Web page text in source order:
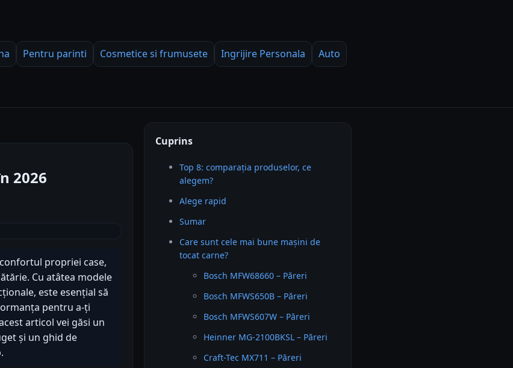
Pentru parinti Cosmetice si frumusete Ingrijire Personala
Auto
2026
propriei case,
Cu atâtea modele
este esențial să
pentru a-ți
articol vei găsi un
și un ghid de
Cuprins
Top 8: comparația produselor, ce
alegem?
Alege rapid
Sumar
Care sunt cele mai bune mașini de
tocat carne?
Bosch MFW68660 – Păreri
Bosch MFWS650B – Păreri
Bosch MFWS607W – Păreri
Heinner MG-2100BKSL – Păreri
Craft-Tec MX711 – Păreri